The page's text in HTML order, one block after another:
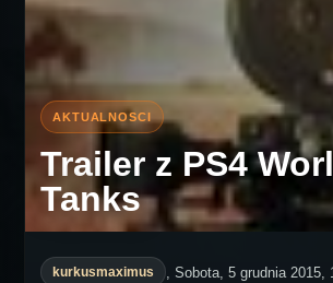
Trailer z PS4
Tanks
kurkusmaximus , Sobota, 5 grudnia 2015,